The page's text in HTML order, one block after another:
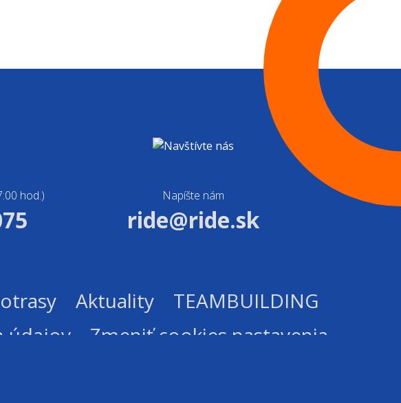
hod.) Napíšte nám
ride@ride.sk
Aktuality
TEAMBUILDING
údajov Zmeniť cookies nastavenia